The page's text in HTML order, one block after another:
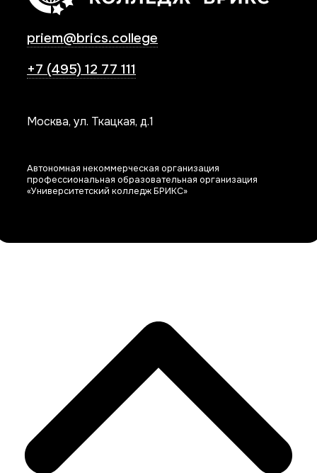
priem@brics.college
+7 (495) 12 77 111
Москва, ул. Ткацкая, д.1
Автономная некоммерческая организация
профессиональная образовательная организация
«Университетский колледж БРИКС»